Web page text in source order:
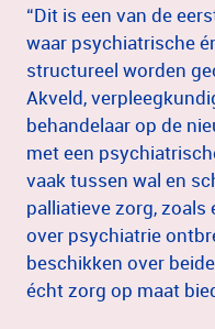
“Dit is een van de
waar psychiatrische
structureel worden
Akveld,
behandelaar op de
met een
vaak tussen wal en
palliatieve zorg, zoals
over psychiatrie
beschikken over
écht zorg op maat